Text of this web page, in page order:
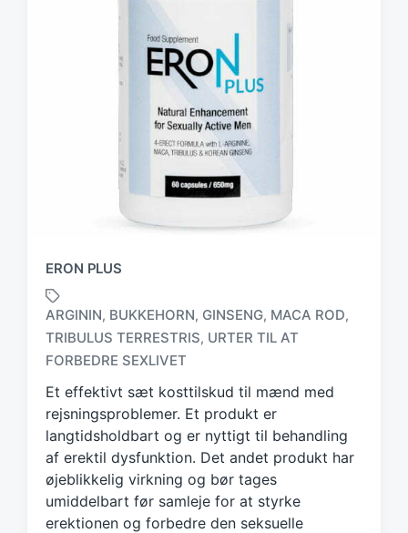
ERON PLUS
T
a
g
e
d
w
h
ARGININ, BUKKEHORN, GINSENG, MACA ROD,
TRIBULUS TERRESTRIS, URTER TIL AT
FORBEDRE SEXLIVET
Et effektivt sæt kosttilskud til mænd med
rejsningsproblemer. Et produkt er
langtidsholdbart og er nyttigt til behandling
af erektil dysfunktion. Det andet produkt har
øjeblikkelig virkning og bør tages
umiddelbart før samleje for at styrke
erektionen og forbedre den seksuelle